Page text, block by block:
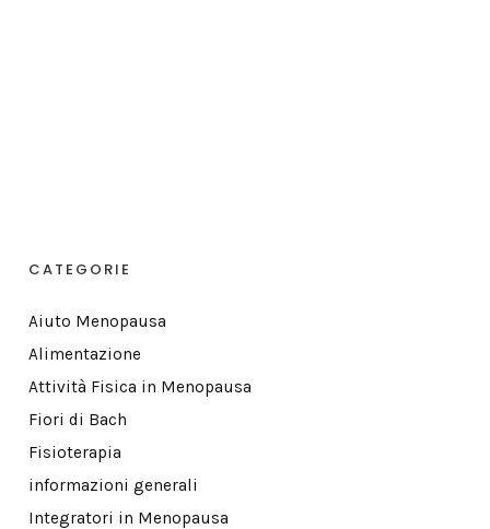
CATEGORIE
Aiuto Menopausa
Alimentazione
Attività Fisica in Menopausa
Fiori di Bach
Fisioterapia
informazioni generali
Integratori in Menopausa